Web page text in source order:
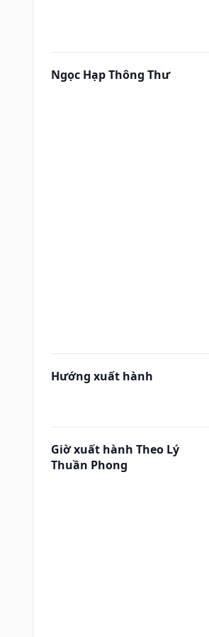
Ngọc Hạp Thông Thư
Hướng xuất hành
Giờ xuất hành Theo Lý
Thuần Phong